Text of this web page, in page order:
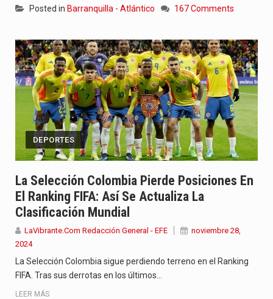
Posted in Barranquilla - Atlántico 167 Comments
DEPORTES
La Selección Colombia Pierde Posiciones En
El Ranking FIFA: Así Se Actualiza La
Clasificación Mundial
LaVibrante.Com Redacción General - EFE
noviembre 28,
2024
La Selección Colombia sigue perdiendo terreno en el Ranking
FIFA. Tras sus derrotas en los últimos…
LEER MÁS